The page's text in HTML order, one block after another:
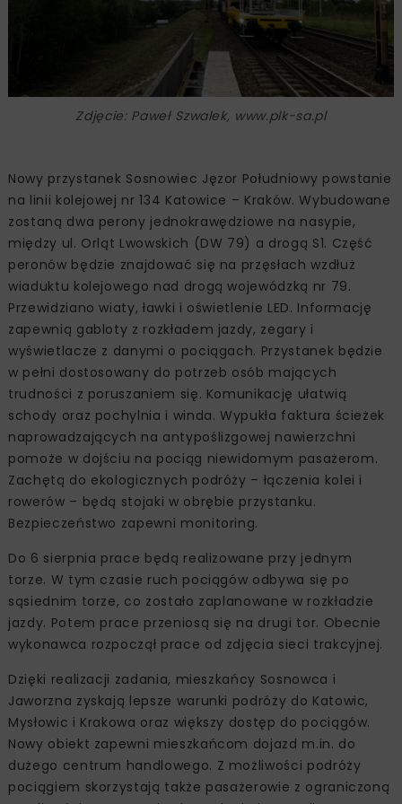
Zdjęcie: Paweł Szwalek, www.plk-sa.pl
Nowy przystanek Sosnowiec Jęzor Południowy powstanie
na linii kolejowej nr 134 Katowice – Kraków. Wybudowane
zostaną dwa perony jednokrawędziowe na nasypie,
między ul. Orląt Lwowskich (DW 79) a drogą S1. Część
peronów będzie znajdować się na przęsłach wzdłuż
wiaduktu kolejowego nad drogą wojewódzką nr 79.
Przewidziano wiaty, ławki i oświetlenie LED. Informację
zapewnią gabloty z rozkładem jazdy, zegary i
wyświetlacze z danymi o pociągach. Przystanek będzie
w pełni dostosowany do potrzeb osób mających
trudności z poruszaniem się. Komunikację ułatwią
schody oraz pochylnia i winda. Wypukła faktura ścieżek
naprowadzających na antypoślizgowej nawierzchni
pomoże w dojściu na pociąg niewidomym pasażerom.
Zachętą do ekologicznych podróży – łączenia kolei i
rowerów – będą stojaki w obrębie przystanku.
Bezpieczeństwo zapewni monitoring.
Do 6 sierpnia prace będą realizowane przy jednym
torze. W tym czasie ruch pociągów odbywa się po
sąsiednim torze, co zostało zaplanowane w rozkładzie
jazdy. Potem prace przeniosą się na drugi tor. Obecnie
wykonawca rozpoczął prace od zdjęcia sieci trakcyjnej.
Dzięki realizacji zadania, mieszkańcy Sosnowca i
Jaworzna zyskają lepsze warunki podróży do Katowic,
Mysłowic i Krakowa oraz większy dostęp do pociągów.
Nowy obiekt zapewni mieszkańcom dojazd m.in. do
dużego centrum handlowego. Z możliwości podróży
pociągiem skorzystają także pasażerowie z ograniczoną